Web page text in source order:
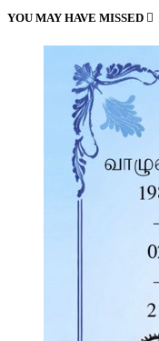
YOU MAY HAVE MISSED